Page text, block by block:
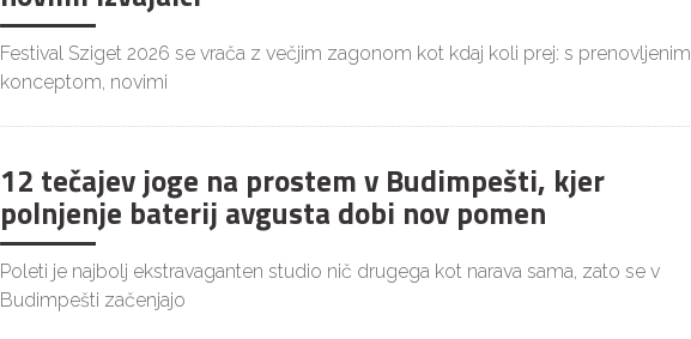
Festival Sziget 2026 se vrača z večjim zagonom kot kdaj koli prej: s prenovljenim
konceptom, novimi
12 tečajev joge na prostem v Budimpešti, kjer
polnjenje baterij avgusta dobi nov pomen
Poleti je najbolj ekstravaganten studio nič drugega kot narava sama, zato se v
Budimpešti začenjajo